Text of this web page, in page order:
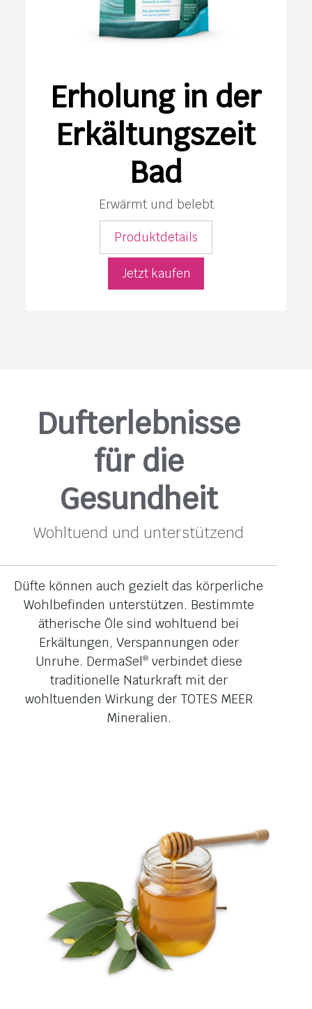
Erholung in der
Erkältungszeit
Bad
Erwärmt und belebt
Produktdetails
Jetzt kaufen
Dufterlebnisse
für die
Gesundheit
Wohltuend und unterstützend
Düfte können auch gezielt das körperliche
Wohlbefinden unterstützen. Bestimmte
ätherische Öle sind wohltuend bei
Erkältungen, Verspannungen oder
Unruhe. DermaSel®verbindet diese
traditionelle Naturkraft mit der
wohltuenden Wirkung der TOTES MEER
Mineralien.